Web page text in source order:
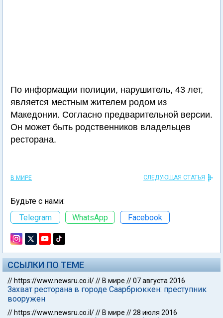
По информации полиции, нарушитель, 43 лет,
является местным жителем родом из
Македонии. Согласно предварительной версии.
Он может быть родственников владельцев
ресторана.
В МИРЕ СЛЕДУЮЩАЯ СТАТЬЯ
Будьте с нами:
Telegram
WhatsApp Facebook
ССЫЛКИ ПО ТЕМЕ
// https://www.newsru.co.il/// В мире //07 августа 2016
Захват ресторана в городе Саарбрюккен: преступник
вооружен
// https://www.newsru.co.il/// В мире //28 июля 2016